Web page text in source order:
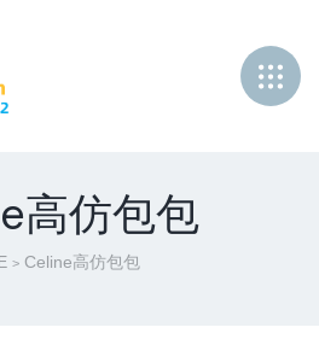
高仿包包
> Celine高仿包包